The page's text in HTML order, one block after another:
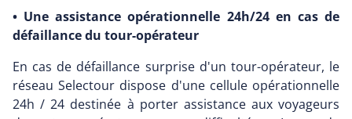
• Une assistance opérationnelle 24h/24 en cas de
défaillance du tour-opérateur
En cas de défaillance surprise d'un tour-opérateur, le
réseau Selectour dispose d'une cellule opérationnelle
24h / 24 destinée à porter assistance aux voyageurs